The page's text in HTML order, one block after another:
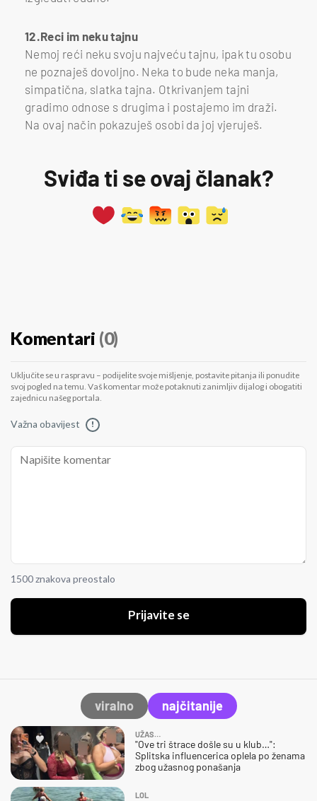
12.Reci im neku tajnu
Nemoj reći neku svoju najveću tajnu, ipak tu osobu
ne poznaješ dovoljno. Neka to bude neka manja,
simpatična, slatka tajna. Otkrivanjem tajni
gradimo odnose s drugima i postajemo im draži.
Na ovaj način pokazuješ osobi da joj vjeruješ.
Sviđa ti se ovaj članak?
Komentari (0)
Uključite se u raspravu – podijelite svoje mišljenje, postavite pitanja ili ponudite
svoj pogled na temu. Vaš komentar može potaknuti zanimljiv dijalog i obogatiti
zajednicu našeg portala.
Važna obavijest !
1500 znakova preostalo
Prijavite se
viralno najčitanije
UŽAS…
"Ove tri štrace došle su u klub…":
Splitska influencerica oplela po ženama
zbog užasnog ponašanja
LOL